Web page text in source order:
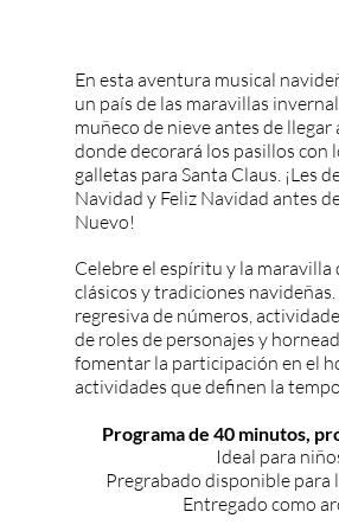
En esta aventura musical
un país de las maravillas
muñeco de nieve antes de llegar
donde decorará los pasillos con
galletas para Santa Claus. ¡Les
Navidad y Feliz Navidad antes
Nuevo!
Celebre el espíritu y la
clásicos y tradiciones
regresiva de números,
de roles de personajes y
fomentar la participación en el
actividades que definen la
Programa de 40 minutos,
Ideal para
Pregrabado disponible para
Entregado como